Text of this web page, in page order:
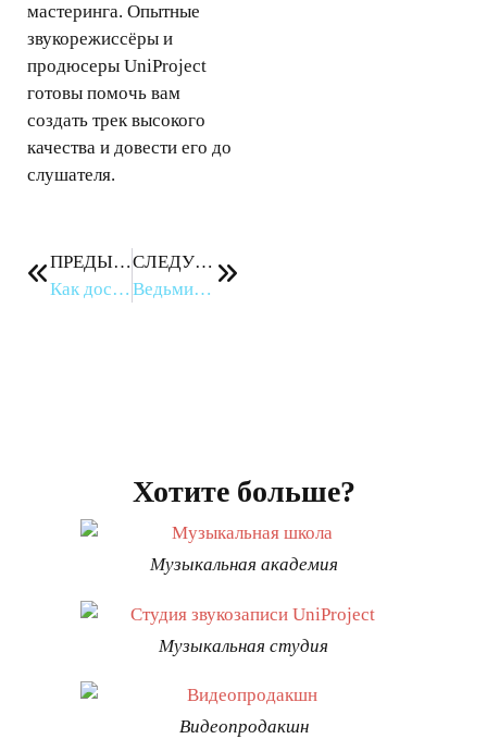
мастеринга. Опытные
звукорежиссёры и
продюсеры UniProject
готовы помочь вам
создать трек высокого
качества и довести его до
слушателя.
ПРЕДЫДУЩЕЕ
Как достичь успеха в музыке: советы для музыкантов
СЛЕДУЮЩЕЕ
Ведьмин лес
Хотите больше?
Музыкальная академия
Музыкальная студия
Видеопродакшн